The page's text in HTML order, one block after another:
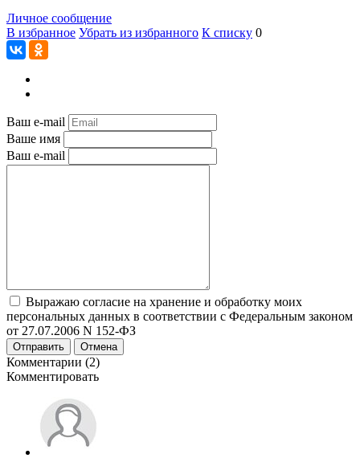
Личное сообщение
В избранное Убрать из избранного К списку 0
Ваш e-mail
Ваше имя
Ваш e-mail
Выражаю согласие на хранение и обработку моих
персональных данных в соответствии с Федеральным законом
от 27.07.2006 N 152-ФЗ
Отправить Отмена
Комментарии (2)
Комментировать